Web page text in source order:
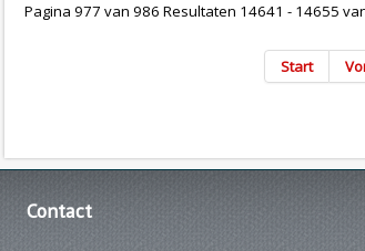
Pagina 977 van 986 Resultaten 14641 - 14655
Start
Contact